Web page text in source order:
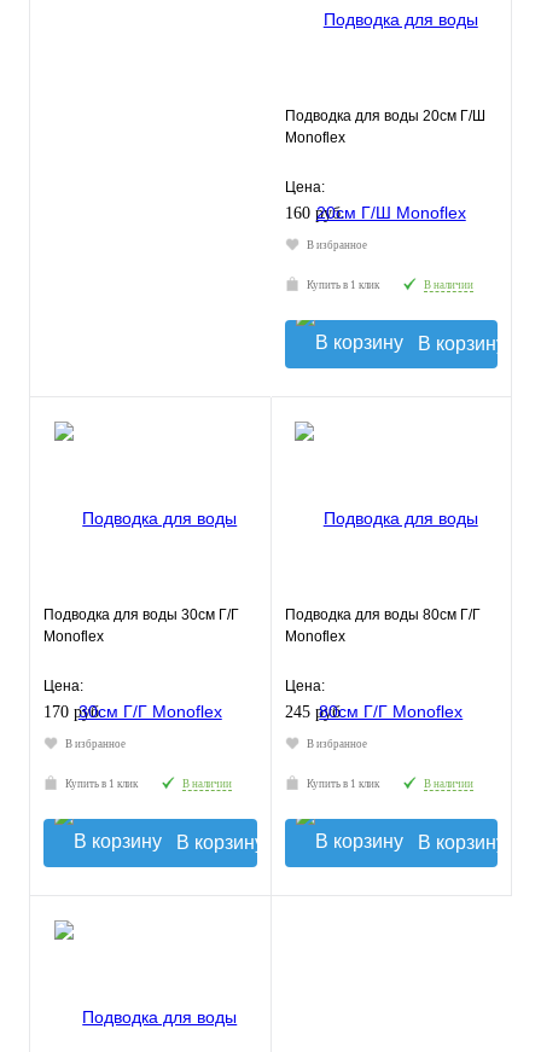
Подводка для воды 20см Г/Ш
Monoflex
Цена:
160 руб.
В избранное
Купить в 1 клик В наличии
В корзину
Подводка для воды 30см Г/Г
Monoflex
Цена:
170 руб.
В избранное
Купить в 1 клик В наличии
В корзину
Подводка для воды 80см Г/Г
Monoflex
Цена:
245 руб.
В избранное
Купить в 1 клик В наличии
В корзину